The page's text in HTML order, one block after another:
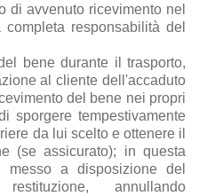
di avvenuto ricevimento nel
responsabilità del
bene durante il trasporto,
al cliente dell'accaduto
del bene nei propri
sporgere tempestivamente
da lui scelto e ottenere il
(se assicurato); in questa
messo a disposizione del
annullando